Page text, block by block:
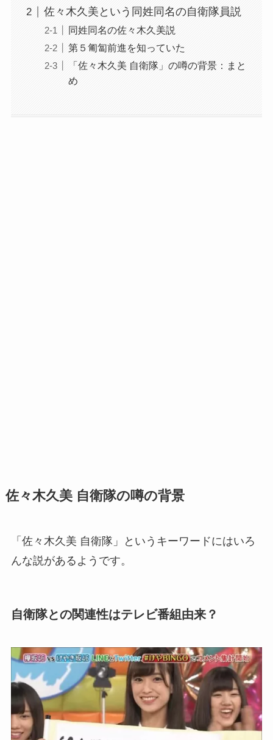
佐々木久美という同姓同名の自衛隊員説
同姓同名の佐々木久美説
第５匍匐前進を知っていた
「佐々木久美 自衛隊」の噂の背景：まと
め
佐々木久美 自衛隊の噂の背景
「佐々木久美 自衛隊」というキーワードにはいろ
んな説があるようです。
自衛隊との関連性はテレビ番組由来？